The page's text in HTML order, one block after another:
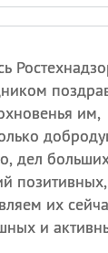
им,
дел
позитивных,
их
и